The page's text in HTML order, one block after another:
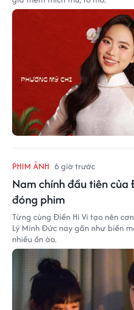
PHIM ẢNH 6 giờ trước
Nam chính đầu tiên của
đóng phim
Từng cùng Điền Hi Vi tạo nên
Lý Minh Đức nay gần như biến
nhiều ồn ào.